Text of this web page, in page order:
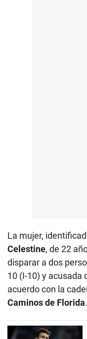
La mujer,
Celestine, de 22
disparar a dos
10 (I-10) y acusada
acuerdo con la
Caminos de Florida.